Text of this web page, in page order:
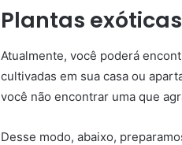
Plantas
Atualmente, você poderá
cultivadas em sua casa ou
você não encontrar uma que
Desse modo, abaixo,